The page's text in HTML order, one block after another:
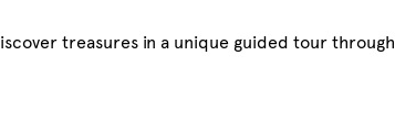
treasures in a unique guided tour through